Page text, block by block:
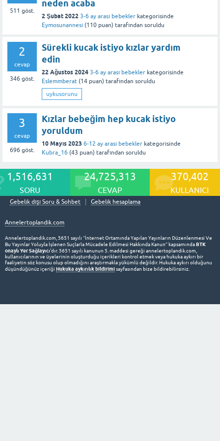
511 göst.
neden acaba
2 Şubat 2022 3-6 ay arası bebekler kategorisinde
Eymosunannesi (110 puan) tarafından soruldu
2
cevap
346 göst.
Sürekli kucak istiyo kızlar yardım
edin
22 Ağustos 2024 3-6 ay arası bebekler kategorisinde
Eslemmberat (14 puan) tarafından soruldu
uykusorunu
3
cevap
696 göst.
Kızlar bebeğim hep kucak istiyo
yoruldum
10 Mayıs 2023 6-12 ay arası bebekler kategorisinde
Kubra_16 (43 puan) tarafından soruldu
1,516,631
SORU
24,725,313
CEVAP
370,402
KULLANICI
Gebelik dışı Soru & Sohbet Gebelik hesaplama
Annelertoplandik.com
Annelertoplandik.com, 5651 sayılı “İnternet Ortamında Yapılan Yayınların Düzenlenmesi Ve
Bu Yayınlar Yoluyla İşlenen Suçlarla Mücadele Edilmesi Hakkında Kanun” kapsamındaBTK
onaylı Yer Sağlayıcı'dır. 5651 sayılı kanunun 5. maddesi gereği annelertoplandik.com,
kullanıcılarının ve üyelerinin oluşturduğu içerikleri kontrol etmek veya hukuka aykırı bir
faaliyetin söz konusu olup olmadığını araştırmakla yükümlü değildir. Hukuka aykırı olduğunu
düşündüğünüz içeriği Hukuka aykırılık bildirimisayfasından bize bildirebilirsiniz.